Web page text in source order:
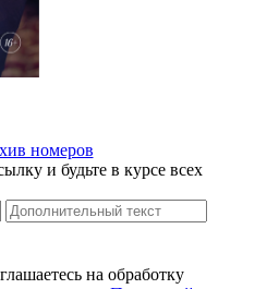
номеров
и будьте в курсе всех
на обработку